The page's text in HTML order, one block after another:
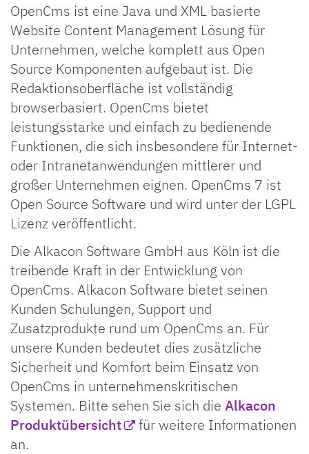
OpenCms ist eine Java und XML basierte
Website Content Management Lösung für
Unternehmen, welche komplett aus Open
Source Komponenten aufgebaut ist. Die
Redaktionsoberfläche ist vollständig
browserbasiert. OpenCms bietet
leistungsstarke und einfach zu bedienende
Funktionen, die sich insbesondere für Internet-
oder Intranetanwendungen mittlerer und
großer Unternehmen eignen. OpenCms 7 ist
Open Source Software und wird unter der LGPL
Lizenz veröffentlicht.
Die Alkacon Software GmbH aus Köln ist die
treibende Kraft in der Entwicklung von
OpenCms. Alkacon Software bietet seinen
Kunden Schulungen, Support und
Zusatzprodukte rund um OpenCms an. Für
unsere Kunden bedeutet dies zusätzliche
Sicherheit und Komfort beim Einsatz von
OpenCms in unternehmenskritischen
Systemen. Bitte sehen Sie sich die Alkacon
Produktübersicht
für weitere Informationen
an.